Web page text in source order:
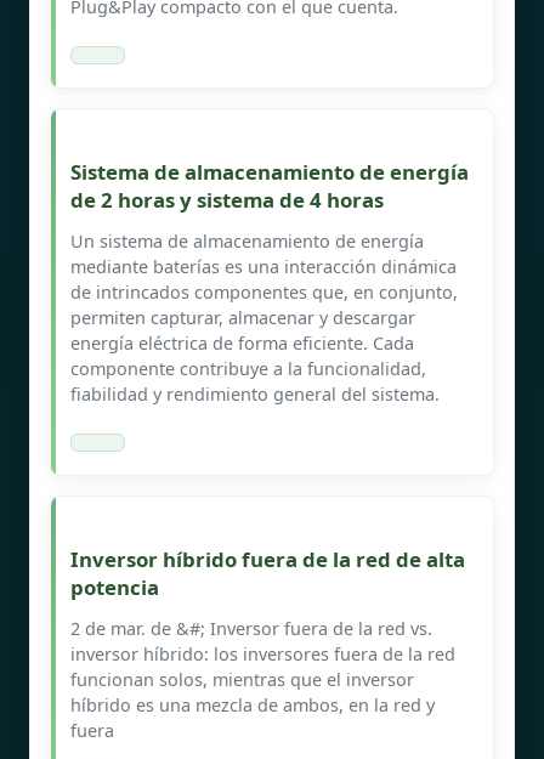
Plug&Play compacto con el que cuenta.
Sistema de almacenamiento de energía
de 2 horas y sistema de 4 horas
Un sistema de almacenamiento de energía
mediante baterías es una interacción dinámica
de intrincados componentes que, en conjunto,
permiten capturar, almacenar y descargar
energía eléctrica de forma eficiente. Cada
componente contribuye a la funcionalidad,
fiabilidad y rendimiento general del sistema.
Inversor híbrido fuera de la red de alta
potencia
2 de mar. de &#; Inversor fuera de la red vs.
inversor híbrido: los inversores fuera de la red
funcionan solos, mientras que el inversor
híbrido es una mezcla de ambos, en la red y
fuera